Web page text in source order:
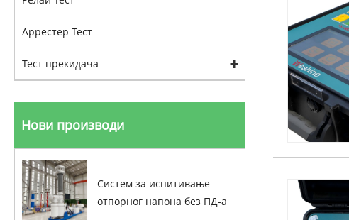
Аррестер Тест
Тест прекидача
Нови производи
Систем за испитивање
отпорног напона без ПД-а